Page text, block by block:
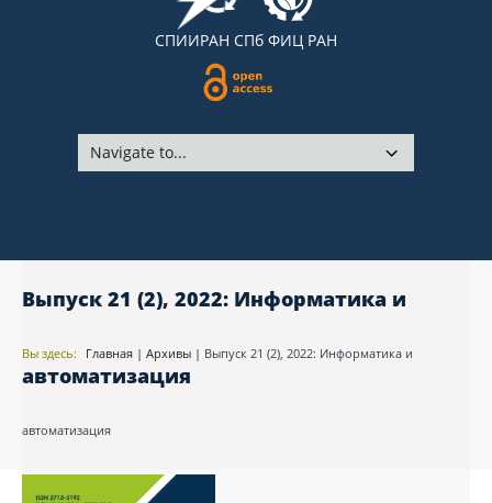
СПИИРАН СПб ФИЦ РАН
Выпуск 21 (2), 2022: Информатика и
автоматизация
Вы здесь: Главная | Архивы | Выпуск 21 (2), 2022: Информатика и
автоматизация